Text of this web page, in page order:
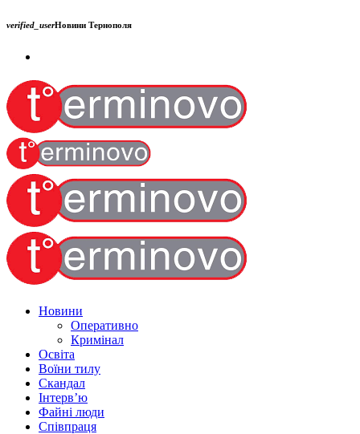
verified_userНовини Тернополя
Новини
Оперативно
Кримінал
Освіта
Воїни тилу
Скандал
Інтерв’ю
Файні люди
Співпраця